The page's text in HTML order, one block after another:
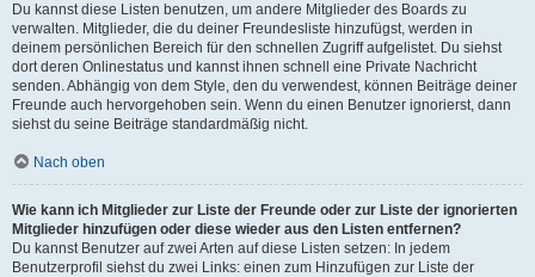
Du kannst diese Listen benutzen, um andere Mitglieder des Boards zu
verwalten. Mitglieder, die du deiner Freundesliste hinzufügst, werden in
deinem persönlichen Bereich für den schnellen Zugriff aufgelistet. Du siehst
dort deren Onlinestatus und kannst ihnen schnell eine Private Nachricht
senden. Abhängig von dem Style, den du verwendest, können Beiträge deiner
Freunde auch hervorgehoben sein. Wenn du einen Benutzer ignorierst, dann
siehst du seine Beiträge standardmäßig nicht.
Nach oben
Wie kann ich Mitglieder zur Liste der Freunde oder zur Liste der ignorierten
Mitglieder hinzufügen oder diese wieder aus den Listen entfernen?
Du kannst Benutzer auf zwei Arten auf diese Listen setzen: In jedem
Benutzerprofil siehst du zwei Links: einen zum Hinzufügen zur Liste der